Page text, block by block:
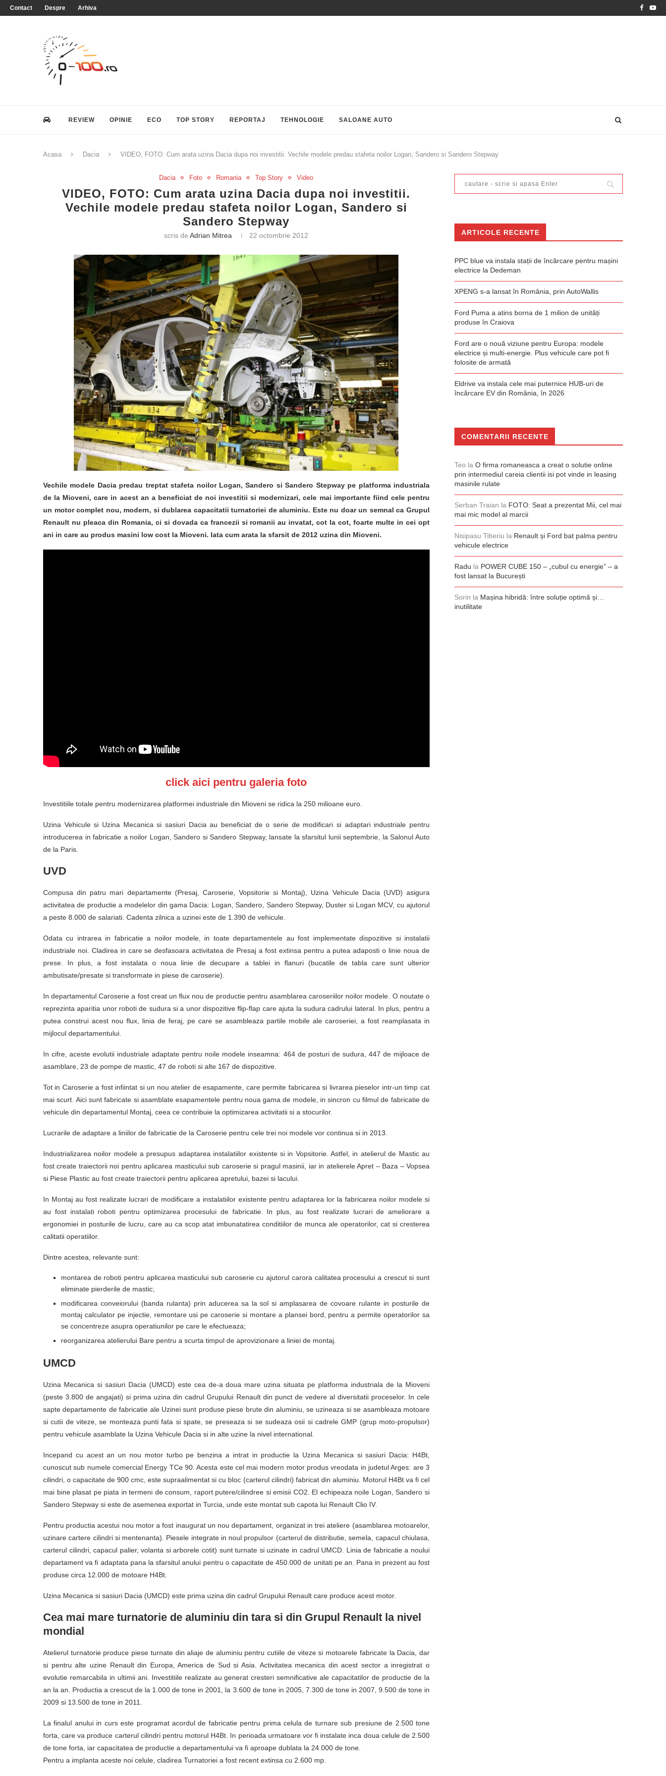
Contact Despre Arhiva
REVIEW OPINIE ECO TOP STORY REPORTAJ TEHNOLOGIE SALOANE AUTO
Acasa Dacia VIDEO, FOTO: Cum arata uzina Dacia dupa noi investitii. Vechile modele predau stafeta noilor Logan, Sandero si Sandero Stepway
Dacia Foto Romania Top Story Video
VIDEO, FOTO: Cum arata uzina Dacia dupa noi investitii.
Vechile modele predau stafeta noilor Logan, Sandero si
Sandero Stepway
scris deAdrian Mitrea 22 octombrie 2012
Vechile modele Dacia predau treptat stafeta noilor Logan, Sandero si Sandero Stepway pe platforma industriala
de la Mioveni, care in acest an a beneficiat de noi investitii si modernizari, cele mai importante fiind cele pentru
un motor complet nou, modern, si dublarea capacitatii turnatoriei de aluminiu. Este nu doar un semnal ca Grupul
Renault nu pleaca din Romania, ci si dovada ca francezii si romanii au invatat, cot la cot, foarte multe in cei opt
ani in care au produs masini low cost la Mioveni. Iata cum arata la sfarsit de 2012 uzina din Mioveni.
click aici pentru galeria foto
Investitiile totale pentru modernizarea platformei industriale din Mioveni se ridica la 250 milioane euro.
Uzina Vehicule si Uzina Mecanica si sasiuri Dacia au beneficiat de o serie de modificari si adaptari industriale pentru
introducerea in fabricatie a noilor Logan, Sandero si Sandero Stepway, lansate la sfarsitul lunii septembrie, la Salonul Auto
de la Paris.
UVD
Compusa din patru mari departamente (Presaj, Caroserie, Vopsitorie si Montaj), Uzina Vehicule Dacia (UVD) asigura
activitatea de productie a modelelor din gama Dacia: Logan, Sandero, Sandero Stepway, Duster si Logan MCV, cu ajutorul
a peste 8.000 de salariati. Cadenta zilnica a uzinei este de 1.390 de vehicule.
Odata cu intrarea in fabricatie a noilor modele, in toate departamentele au fost implementate dispozitive si instalatii
industriale noi. Cladirea in care se desfasoara activitatea de Presaj a fost extinsa pentru a putea adaposti o linie noua de
prese. In plus, a fost instalata o noua linie de decupare a tablei in flanuri (bucatile de tabla care sunt ulterior
ambutisate/presate si transformate in piese de caroserie).
In departamentul Caroserie a fost creat un flux nou de productie pentru asamblarea caroseriilor noilor modele. O noutate o
reprezinta aparitia unor roboti de sudura si a unor dispozitive flip-flap care ajuta la sudura cadrului lateral. In plus, pentru a
putea construi acest nou flux, linia de feraj, pe care se asambleaza partile mobile ale caroseriei, a fost reamplasata in
mijlocul departamentului.
In cifre, aceste evolutii industriale adaptate pentru noile modele inseamna: 464 de posturi de sudura, 447 de mijloace de
asamblare, 23 de pompe de mastic, 47 de roboti si alte 167 de dispozitive.
Tot in Caroserie a fost infiintat si un nou atelier de esapamente, care permite fabricarea si livrarea pieselor intr-un timp cat
mai scurt. Aici sunt fabricate si asamblate esapamentele pentru noua gama de modele, in sincron cu filmul de fabricatie de
vehicule din departamentul Montaj, ceea ce contribuie la optimizarea activitatii si a stocurilor.
Lucrarile de adaptare a liniilor de fabricatie de la Caroserie pentru cele trei noi modele vor continua si in 2013.
Industrializarea noilor modele a presupus adaptarea instalatiilor existente si in Vopsitorie. Astfel, in atelierul de Mastic au
fost create traiectorii noi pentru aplicarea masticului sub caroserie si pragul masinii, iar in atelierele Apret – Baza – Vopsea
si Piese Plastic au fost create traiectorii pentru aplicarea apretului, bazei si lacului.
In Montaj au fost realizate lucrari de modificare a instalatiilor existente pentru adaptarea lor la fabricarea noilor modele si
au fost instalati roboti pentru optimizarea procesului de fabricatie. In plus, au fost realizate lucrari de ameliorare a
ergonomiei in posturile de lucru, care au ca scop atat imbunatatirea conditiilor de munca ale operatorilor, cat si cresterea
calitatii operatiilor.
Dintre acestea, relevante sunt:
montarea de roboti pentru aplicarea masticului sub caroserie cu ajutorul carora calitatea procesului a crescut si sunt
eliminate pierderile de mastic;
modificarea conveiorului (banda rulanta) prin aducerea sa la sol si amplasarea de covoare rulante in posturile de
montaj calculator pe injectie, remontare usi pe caroserie si montare a plansei bord, pentru a permite operatorilor sa
se concentreze asupra operatiunilor pe care le efectueaza;
reorganizarea atelierului Bare pentru a scurta timpul de aprovizionare a liniei de montaj.
UMCD
Uzina Mecanica si sasiuri Dacia (UMCD) este cea de-a doua mare uzina situata pe platforma industriala de la Mioveni
(peste 3.800 de angajati) si prima uzina din cadrul Grupului Renault din punct de vedere al diversitatii proceselor. In cele
sapte departamente de fabricatie ale Uzinei sunt produse piese brute din aluminiu, se uzineaza si se asambleaza motoare
si cutii de viteze, se monteaza punti fata si spate, se preseaza si se sudeaza osii si cadrele GMP (grup moto-propulsor)
pentru vehicule asamblate la Uzina Vehicule Dacia si in alte uzine la nivel international.
Incepand cu acest an un nou motor turbo pe benzina a intrat in productie la Uzina Mecanica si sasiuri Dacia: H4Bt,
cunoscut sub numele comercial Energy TCe 90. Acesta este cel mai modern motor produs vreodata in judetul Arges: are 3
cilindri, o capacitate de 900 cmc, este supraalimentat si cu bloc (carterul cilindri) fabricat din aluminiu. Motorul H4Bt va fi cel
mai bine plasat pe piata in termeni de consum, raport putere/cilindree si emisii CO2. El echipeaza noile Logan, Sandero si
Sandero Stepway si este de asemenea exportat in Turcia, unde este montat sub capota lui Renault Clio IV.
Pentru productia acestui nou motor a fost inaugurat un nou departament, organizat in trei ateliere (asamblarea motoarelor,
uzinare cartere cilindri si mentenanta). Piesele integrate in noul propulsor (carterul de distributie, semela, capacul chiulasa,
carterul cilindri, capacul palier, volanta si arborele cotit) sunt turnate si uzinate in cadrul UMCD. Linia de fabricatie a noului
departament va fi adaptata pana la sfarsitul anului pentru o capacitate de 450.000 de unitati pe an. Pana in prezent au fost
produse circa 12.000 de motoare H4Bt.
Uzina Mecanica si sasiuri Dacia (UMCD) este prima uzina din cadrul Grupului Renault care produce acest motor.
Cea mai mare turnatorie de aluminiu din tara si din Grupul Renault la nivel
mondial
Atelierul turnatorie produce piese turnate din aliaje de aluminiu pentru cutiile de viteze si motoarele fabricate la Dacia, dar
si pentru alte uzine Renault din Europa, America de Sud si Asia. Activitatea mecanica din acest sector a inregistrat o
evolutie remarcabila in ultimii ani. Investitiile realizate au generat cresteri semnificative ale capacitatilor de productie de la
an la an. Productia a crescut de la 1.000 de tone in 2001, la 3.600 de tone in 2005, 7.300 de tone in 2007, 9.500 de tone in
2009 si 13.500 de tone in 2011.
La finalul anului in curs este programat acordul de fabricatie pentru prima celula de turnare sub presiune de 2.500 tone
forta, care va produce carterul cilindri pentru motorul H4Bt. In perioada urmatoare vor fi instalate inca doua celule de 2.500
de tone forta, iar capacitatea de productie a departamentului va fi aproape dublata la 24.000 de tone.
Pentru a implanta aceste noi celule, cladirea Turnatoriei a fost recent extinsa cu 2.600 mp.
ARTICOLE RECENTE
PPC blue va instala stații de încărcare pentru mașini
electrice la Dedeman
XPENG s-a lansat în România, prin AutoWallis
Ford Puma a atins borna de 1 milion de unități
produse în Craiova
Ford are o nouă viziune pentru Europa: modele
electrice și multi-energie. Plus vehicule care pot fi
folosite de armată
Eldrive va instala cele mai puternice HUB-uri de
încărcare EV din România, în 2026
COMENTARII RECENTE
Teo la O firma romaneasca a creat o solutie online
prin intermediul careia clientii isi pot vinde in leasing
masinile rulate
Serban Traian la FOTO: Seat a prezentat Mii, cel mai
mai mic model al marcii
Nisipasu Tiberiu la Renault și Ford bat palma pentru
vehicule electrice
Radu la POWER CUBE 150 – „cubul cu energie” – a
fost lansat la București
Sorin la Mașina hibridă: între soluție optimă și…
inutilitate